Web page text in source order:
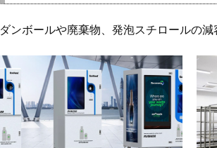
ダンボールや廃棄物、発泡スチロールの減